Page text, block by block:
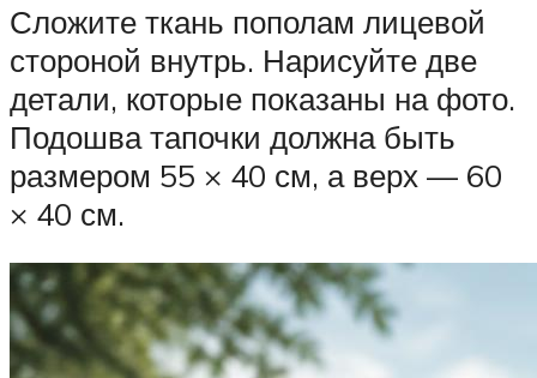
Сложите ткань пополам лицевой
стороной внутрь. Нарисуйте две
детали, которые показаны на фото.
Подошва тапочки должна быть
размером 55 × 40 см, а верх — 60
× 40 см.